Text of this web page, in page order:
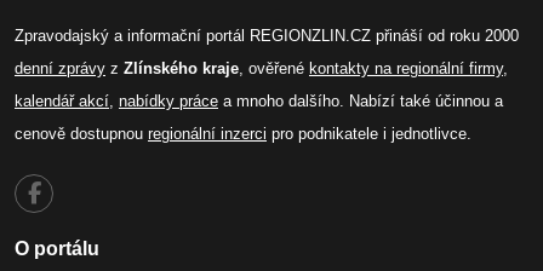
Zpravodajský a informační portál REGIONZLIN.CZ přináší od roku 2000
denní zprávy z Zlínského kraje, ověřené kontakty na regionální firmy,
kalendář akcí, nabídky práce a mnoho dalšího. Nabízí také účinnou a
cenově dostupnou regionální inzerci pro podnikatele i jednotlivce.
O portálu